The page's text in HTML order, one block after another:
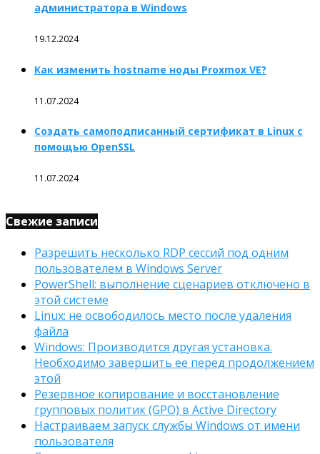
администратора в Windows
19.12.2024
Как изменить hostname ноды Proxmox VE?
11.07.2024
Создать самоподписанный сертификат в Linux с
помощью OpenSSL
11.07.2024
Свежие записи
Разрешить несколько RDP сессий под одним
пользователем в Windows Server
PowerShell: выполнение сценариев отключено в
этой системе
Linux: не освободилось место после удаления
файла
Windows: Производится другая установка.
Необходимо завершить ее перед продолжением
этой
Резервное копирование и восстановление
групповых политик (GPO) в Active Directory
Настраиваем запуск службы Windows от имени
пользователя